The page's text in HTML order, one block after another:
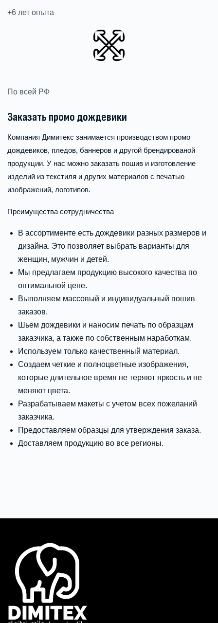
+6 лет опыта
По всей РФ
Заказать промо дождевики
Компания Димитекс занимается производством промо
дождевиков, пледов, баннеров и другой брендированой
продукции. У нас можно заказать пошив и изготовление
изделий из текстиля и других материалов с печатью
изображений, логотипов.
Преимущества сотрудничества
В ассортименте есть дождевики разных размеров и
дизайна. Это позволяет выбрать варианты для
женщин, мужчин и детей.
Мы предлагаем продукцию высокого качества по
оптимальной цене.
Выполняем массовый и индивидуальный пошив
заказов.
Шьем дождевики и наносим печать по образцам
заказчика, а также по собственным наработкам.
Используем только качественный материал.
Создаем четкие и полноцветные изображения,
которые длительное время не теряют яркость и не
меняют цвета.
Разрабатываем макеты с учетом всех пожеланий
заказчика.
Предоставляем образцы для утверждения заказа.
Доставляем продукцию во все регионы.